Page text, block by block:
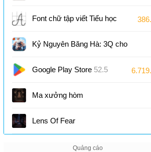
Font chữ tập viết Tiểu học
Kỷ Nguyên Băng Hà: 3Q cho
iOS
Google Play Store 52.5
Ma xưởng hòm
Lens Of Fear